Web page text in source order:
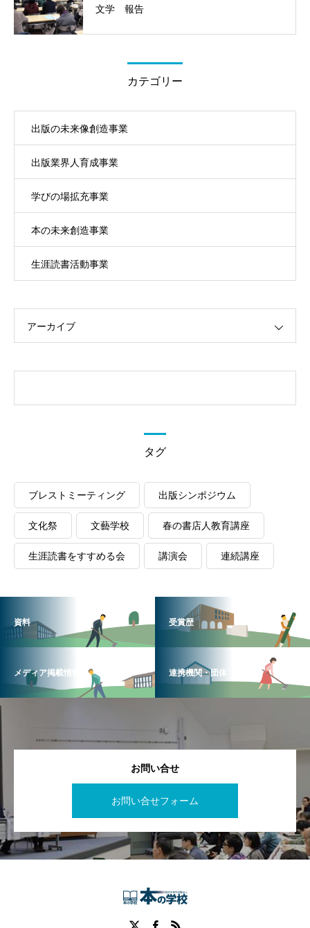
文学 報告
カテゴリー
出版の未来像創造事業
出版業界人育成事業
学びの場拡充事業
本の未来創造事業
生涯読書活動事業
アーカイブ
タグ
ブレストミーティング 出版シンポジウム
文化祭 文藝学校 春の書店人教育講座
生涯読書をすすめる会 講演会 連続講座
資料 受賞歴
メディア掲載情報 連携機関・団体
お問い合せ
お問い合せフォーム